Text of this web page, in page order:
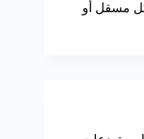
مسقل أو